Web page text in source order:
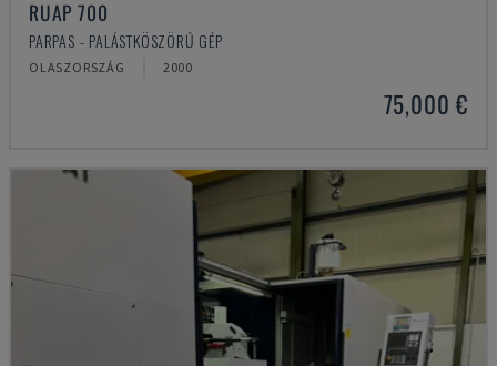
RUAP 700
PARPAS - PALÁSTKÖSZÖRŰ GÉP
OLASZORSZÁG 2000
75,000 €